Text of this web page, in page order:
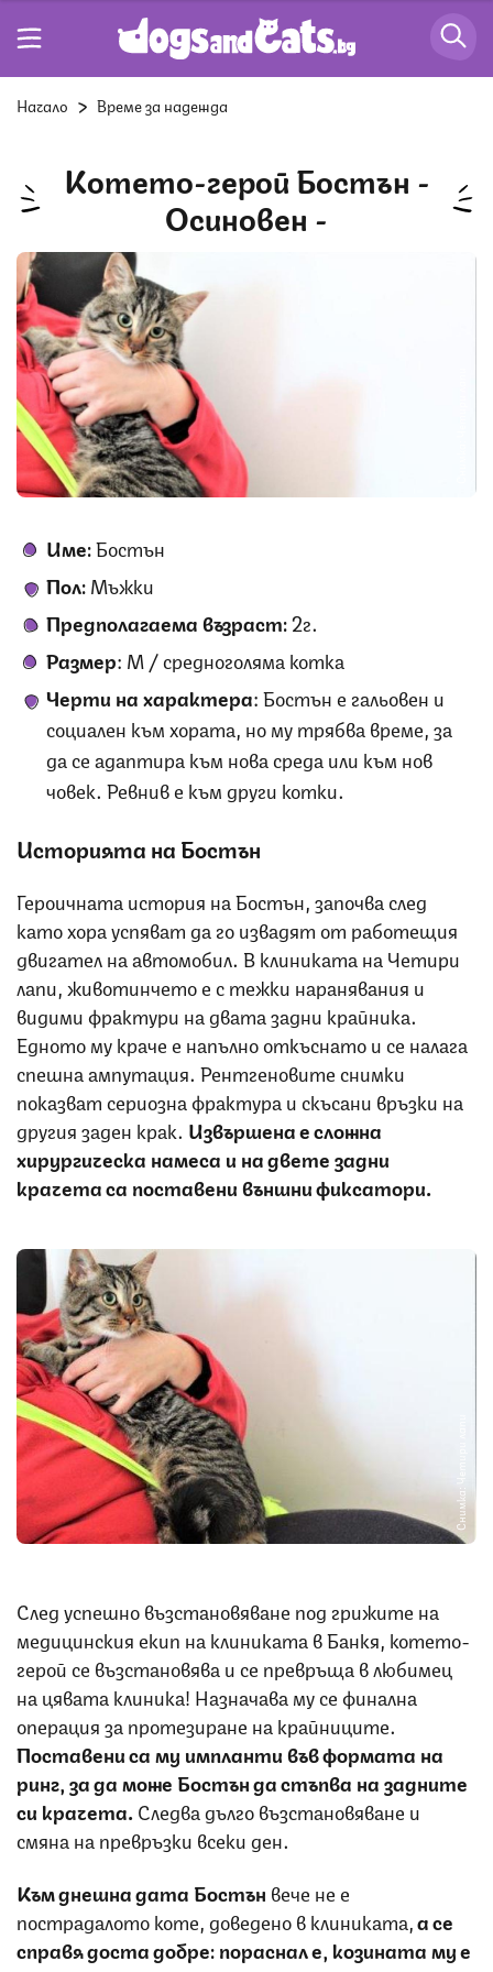
Начало Време за надежда
Котето-герой Бостън -
Осиновен -
Име:Бостън
Пол:Мъжки
Предполагаема възраст:2г.
Размер: M / средноголяма котка
Черти на характера: Бостън е гальовен и
социален към хората, но му трябва време, за
да се адаптира към нова среда или към нов
човек. Ревнив е към други котки.
Историята на Бостън
Героичната история на Бостън, започва след
като хора успяват да го извадят от работещия
двигател на автомобил. В клиниката на Четири
лапи, животинчето е с тежки наранявания и
видими фрактури на двата задни крайника.
Едното му краче е напълно откъснато и се налага
спешна ампутация. Рентгеновите снимки
показват сериозна фрактура и скъсани връзки на
другия заден крак. Извършена е сложна
хирургическа намеса и на двете задни
крачета са поставени външни фиксатори.
Снимка: Четири лапи
След успешно възстановяване под грижите на
медицинския екип на клиниката в Банкя, котето-
герой се възстановява и се превръща в любимец
на цявата клиника! Назначава му се финална
операция за протезиране на крайниците.
Поставени са му импланти във формата на
ринг, за да може Бостън да стъпва на задните
си крачета. Следва дълго възстановяване и
смяна на превръзки всеки ден.
Към днешна дата Бостън вече не е
пострадалото коте, доведено в клиниката, а се
справя доста добре: пораснал е, козината му е